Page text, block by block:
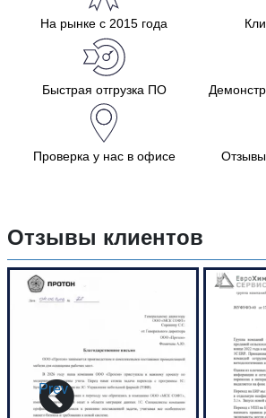
На рынке с 2015 года
Быстрая отгрузка ПО
Проверка у нас в офисе
Отзывы клиентов
Prev